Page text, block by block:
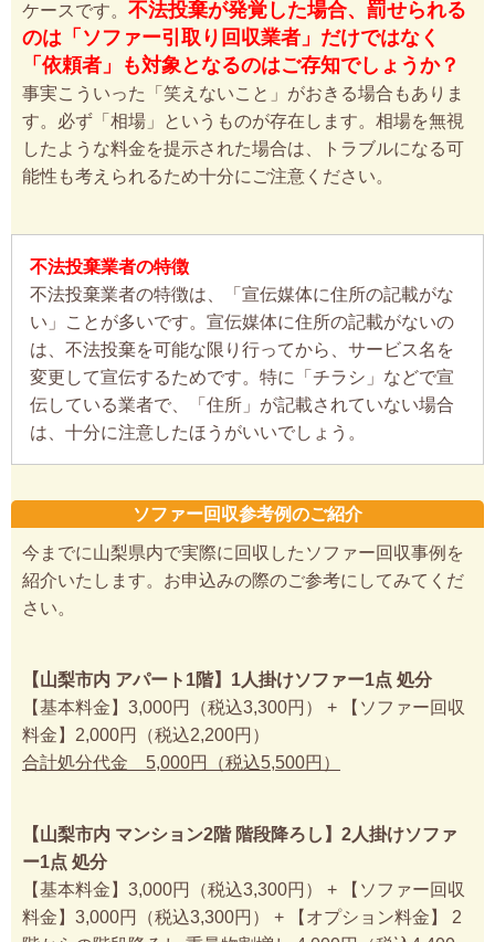
ケースです。 不法投棄が発覚した場合、罰せられる
のは「ソファー引取り回収業者」だけではなく
「依頼者」も対象となるのはご存知でしょうか？
事実こういった「笑えないこと」がおきる場合もありま
す。必ず「相場」というものが存在します。相場を無視
したような料金を提示された場合は、トラブルになる可
能性も考えられるため十分にご注意ください。
不法投棄業者の特徴
不法投棄業者の特徴は、「宣伝媒体に住所の記載がな
い」ことが多いです。宣伝媒体に住所の記載がないの
は、不法投棄を可能な限り行ってから、サービス名を
変更して宣伝するためです。特に「チラシ」などで宣
伝している業者で、「住所」が記載されていない場合
は、十分に注意したほうがいいでしょう。
ソファー回収参考例のご紹介
今までに山梨県内で実際に回収したソファー回収事例を
紹介いたします。お申込みの際のご参考にしてみてくだ
さい。
【山梨市内 アパート1階】1人掛けソファー1点 処分
【基本料金】3,000円（税込3,300円） + 【ソファー回収
料金】2,000円（税込2,200円）
合計処分代金 5,000円（税込5,500円）
【山梨市内 マンション2階 階段降ろし】2人掛けソファ
ー1点 処分
【基本料金】3,000円（税込3,300円） + 【ソファー回収
料金】3,000円（税込3,300円） + 【オプション料金】 2